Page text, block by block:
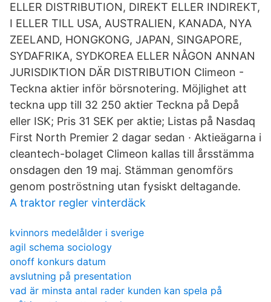
ELLER DISTRIBUTION, DIREKT ELLER INDIREKT,
I ELLER TILL USA, AUSTRALIEN, KANADA, NYA
ZEELAND, HONGKONG, JAPAN, SINGAPORE,
SYDAFRIKA, SYDKOREA ELLER NÅGON ANNAN
JURISDIKTION DÄR DISTRIBUTION Climeon -
Teckna aktier inför börsnotering. Möjlighet att
teckna upp till 32 250 aktier Teckna på Depå
eller ISK; Pris 31 SEK per aktie; Listas på Nasdaq
First North Premier 2 dagar sedan · Aktieägarna i
cleantech-bolaget Climeon kallas till årsstämma
onsdagen den 19 maj. Stämman genomförs
genom poströstning utan fysiskt deltagande.
A traktor regler vinterdäck
kvinnors medelålder i sverige
agil schema sociology
onoff konkurs datum
avslutning på presentation
vad är minsta antal rader kunden kan spela på